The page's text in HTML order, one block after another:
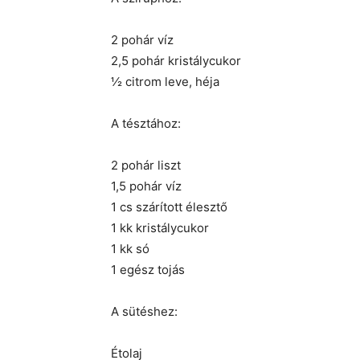
2 pohár víz
2,5 pohár kristálycukor
½ citrom leve, héja
A tésztához:
2 pohár liszt
1,5 pohár víz
1 cs szárított élesztő
1 kk kristálycukor
1 kk só
1 egész tojás
A sütéshez:
Étolaj